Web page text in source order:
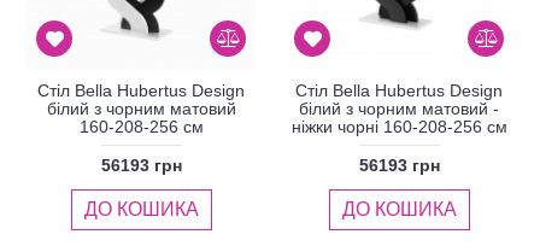
Стіл Bella Hubertus Design
білий з чорним матовий
160-208-256 см
56193 грн
ДО КОШИКА
Стіл Bella Hubertus Design
білий з чорним матовий -
ніжки чорні 160-208-256 см
56193 грн
ДО КОШИКА